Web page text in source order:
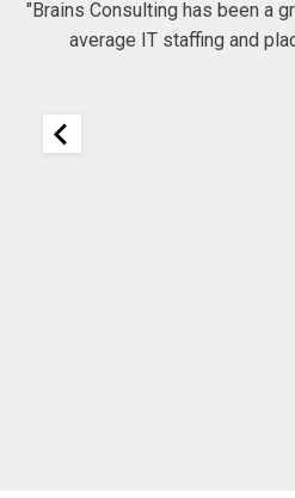
"Brains Consulting has been a
average IT staffing and